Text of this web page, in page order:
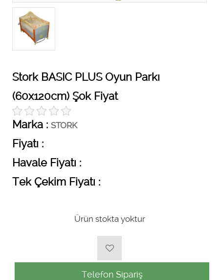
Stork BASIC PLUS Oyun Parkı
(60x120cm) Şok Fiyat
Marka : STORK
Fiyatı :
Havale Fiyatı :
Tek Çekim Fiyatı :
Ürün stokta yoktur
Telefon Sipariş